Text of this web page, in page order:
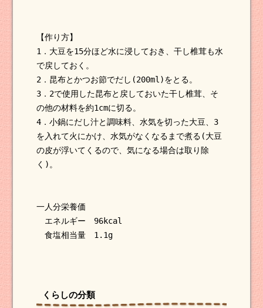
【作り方】
1．大豆を15分ほど水に浸しておき、干し椎茸も水
で戻しておく。
2．昆布とかつお節でだし(200ml)をとる。
3．2で使用した昆布と戻しておいた干し椎茸、そ
の他の材料を約1cmに切る。
4．小鍋にだし汁と調味料、水気を切った大豆、3
を入れて火にかけ、水気がなくなるまで煮る(大豆
の皮が浮いてくるので、気になる場合は取り除
く)。
一人分栄養価
エネルギー 96kcal
食塩相当量 1.1g
くらしの分類